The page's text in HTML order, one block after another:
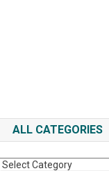
ALL CATEGORIES
All